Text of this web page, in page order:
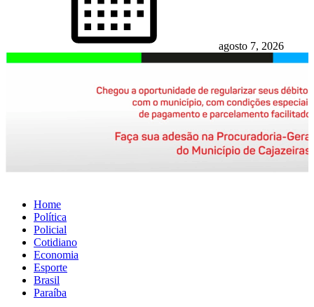
agosto 7, 2026
Home
Política
Policial
Cotidiano
Economia
Esporte
Brasil
Paraíba